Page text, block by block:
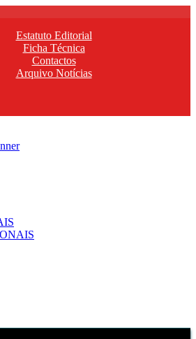
Estatuto Editorial
Ficha Técnica
Contactos
Arquivo Notícias